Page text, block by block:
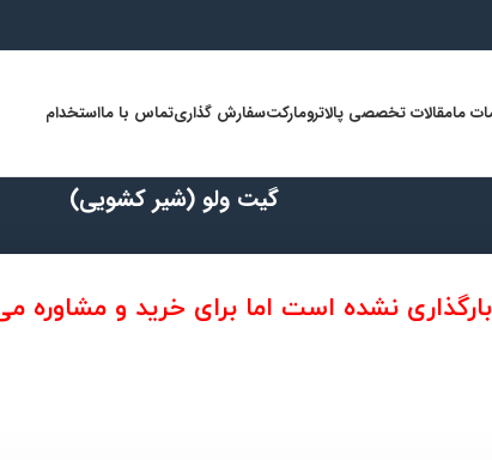
مامقالات تخصصی پالاترومارکتسفارش گذاریتماس با مااستخدام
گیت ولو (شیر کشویی)
نشده است اما برای خرید و مشاوره می‌توانید با